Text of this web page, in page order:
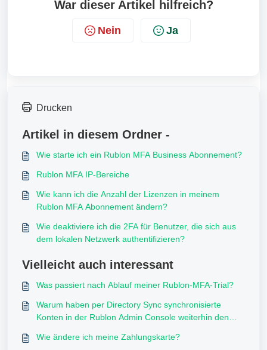
War dieser Artikel hilfreich?
Nein Ja
Drucken
Artikel in diesem Ordner -
Wie starte ich ein Rublon MFA Business Abonnement?
Rublon MFA IP-Bereiche
Wie kann ich die Anzahl der Lizenzen in meinem
Rublon MFA Abonnement ändern?
Wie deaktiviere ich die 2FA für Benutzer, die sich aus
dem lokalen Netzwerk authentifizieren?
Vielleicht auch interessant
Was passiert nach Ablauf meiner Rublon-MFA-Trial?
Warum haben per Directory Sync synchronisierte
Konten in der Rublon Admin Console weiterhin den
Wie ändere ich meine Zahlungskarte?